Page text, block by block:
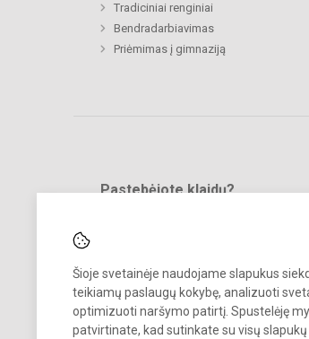
Šioje svetainėje naudojame slapukus
teikiamų paslaugų kokybę, analizuoti
optimizuoti naršymo patirtį. Spustelėję
patvirtinate, kad sutinkate su visų
Tradiciniai renginiai
Bendradarbiavimas
Priėmimas į gimnaziją
Pastebėjote klaidų?